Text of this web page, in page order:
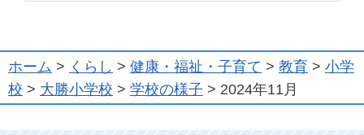
ホーム > くらし > 健康・福祉・子育て > 教育 > 小学
校 > 大勝小学校 > 学校の様子 > 2024年11月